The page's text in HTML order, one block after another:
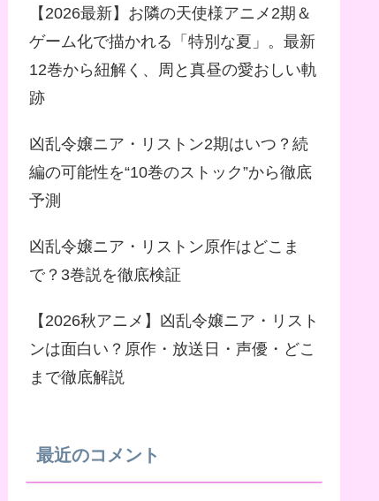
【2026最新】お隣の天使様アニメ2期＆
ゲーム化で描かれる「特別な夏」。最新
12巻から紐解く、周と真昼の愛おしい軌
跡
凶乱令嬢ニア・リストン2期はいつ？続
編の可能性を“10巻のストック”から徹底
予測
凶乱令嬢ニア・リストン原作はどこま
で？3巻説を徹底検証
【2026秋アニメ】凶乱令嬢ニア・リスト
ンは面白い？原作・放送日・声優・どこ
まで徹底解説
最近のコメント